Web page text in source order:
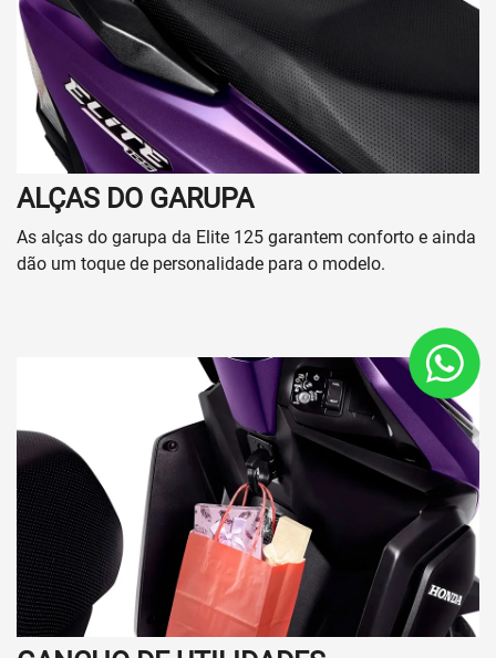
Maués
Manacapuru
Humaitá
Japiim
Parintins
Coari
São José
Dream
Alvorada
Itacoatiara
Seguros
Contato
Quem somos
Fale conosco